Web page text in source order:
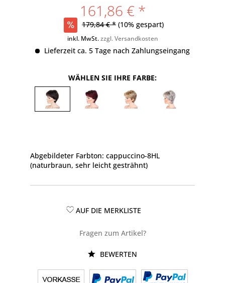
161,86 € *
179,84 € * (10% gespart)
inkl. MwSt.zzgl. Versandkosten
Lieferzeit ca. 5 Tage nach Zahlungseingang
WÄHLEN SIE IHRE FARBE:
Abgebildeter Farbton: cappuccino-8HL
(naturbraun, sehr leicht gesträhnt)
AUF DIE MERKLISTE
Fragen zum Artikel?
BEWERTEN